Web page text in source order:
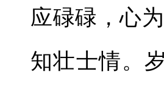
应碌碌，心
知壮士情。